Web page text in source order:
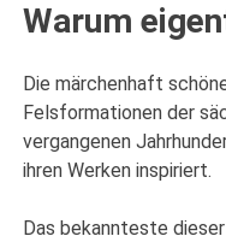
Warum
Die märchenhaft
Felsformationen der
vergangenen
ihren Werken inspiriert.
Das bekannteste